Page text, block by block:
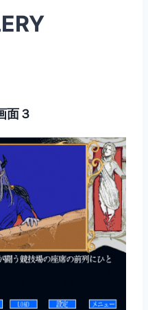
面３